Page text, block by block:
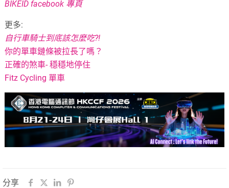
BIKEID facebook 專頁
更多:
自行車騎士到底該怎麼吃?!
你的單車鏈條被拉長了嗎？
正確的煞車- 穩穩地停住
Fitz Cycling 單車
分享